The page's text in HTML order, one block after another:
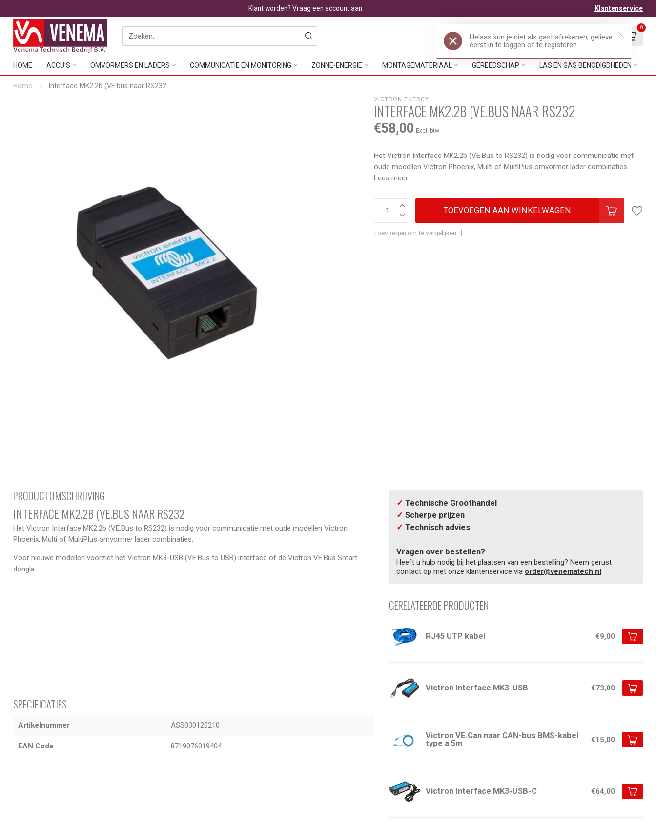
Klant worden? Vraag een account aan Klantenservice
EUR Mijn account Verlanglijst
0
HOME ACCU'S OMVORMERS EN LADERS COMMUNICATIE EN MONITORING ZONNE-ENERGIE MONTAGEMATERIAAL GEREEDSCHAP LAS EN GAS BENODIGDHEDEN
Home / Interface MK2.2b (VE.bus naar RS232
VICTRON ENERGY
INTERFACE MK2.2B (VE.BUS NAAR RS232
€58,00 Excl. btw
Het Victron Interface MK2.2b (VE.Bus to RS232) is nodig voor communicatie met
oude modellen Victron Phoenix, Multi of MultiPlus omvormer lader combinaties.
Lees meer.
TOEVOEGEN AAN WINKELWAGEN
Toevoegen om te vergelijken
PRODUCTOMSCHRIJVING
INTERFACE MK2.2B (VE.BUS NAAR RS232
Het Victron Interface MK2.2b (VE.Bus to RS232) is nodig voor communicatie met oude modellen Victron
Phoenix, Multi of MultiPlus omvormer lader combinaties.
Voor nieuwe modellen voorziet het Victron MK3-USB (VE.Bus to USB) interface of de Victron VE.Bus Smart
dongle.
SPECIFICATIES
Artikelnummer ASS030120210
EAN Code 8719076019404
✓ Technische Groothandel
✓ Scherpe prijzen
✓ Technisch advies
Vragen over bestellen?
Heeft u hulp nodig bij het plaatsen van een bestelling? Neem gerust
contact op met onze klantenservice via order@venematech.nl.
GERELATEERDE PRODUCTEN
RJ45 UTP kabel €9,00
Victron Interface MK3-USB €73,00
Victron VE.Can naar CAN-bus BMS-kabel
type a 5m
€15,00
Victron Interface MK3-USB-C €64,00